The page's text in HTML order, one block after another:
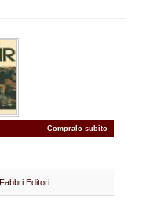
Compralo subito
Editori